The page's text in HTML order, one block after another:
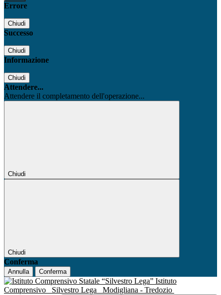
Errore
Chiudi
Successo
Chiudi
Informazione
Chiudi
Attendere...
Attendere il completamento dell'operazione...
Chiudi
Chiudi
Conferma
Annulla Conferma
Istituto
Comprensivo
Silvestro Lega Modigliana - Tredozio